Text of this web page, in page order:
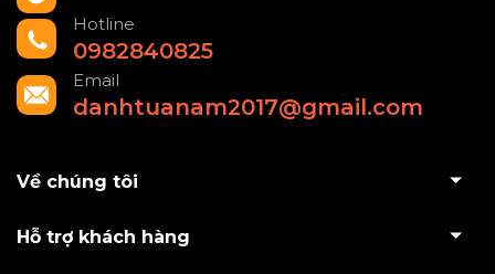
Hotline
0982840825
Email
danhtuanam2017@gmail.com
Về chúng tôi
Hỗ trợ khách hàng